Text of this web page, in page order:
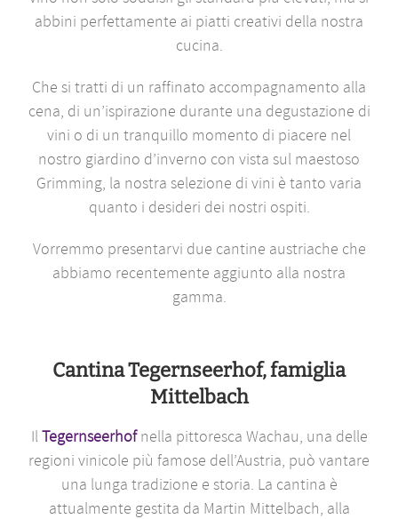
abbini perfettamente ai piatti creativi della nostra
cucina.
Che si tratti di un raffinato accompagnamento alla
cena, di un’ispirazione durante una degustazione di
vini o di un tranquillo momento di piacere nel
nostro giardino d’inverno con vista sul maestoso
Grimming, la nostra selezione di vini è tanto varia
quanto i desideri dei nostri ospiti.
Vorremmo presentarvi due cantine austriache che
abbiamo recentemente aggiunto alla nostra
gamma.
Cantina Tegernseerhof, famiglia
Mittelbach
Il Tegernseerhofnella pittoresca Wachau, una delle
regioni vinicole più famose dell’Austria, può vantare
una lunga tradizione e storia. La cantina è
attualmente gestita da Martin Mittelbach, alla